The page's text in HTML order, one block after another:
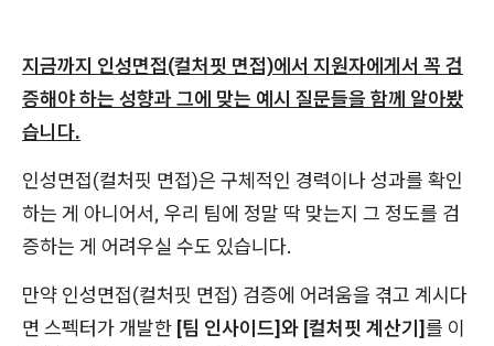
지금까지 인성면접(컬처핏 면접)에서 지원자에게서 꼭 검
증해야 하는 성향과 그에 맞는 예시 질문들을 함께 알아봤
습니다.
인성면접(컬처핏 면접)은 구체적인 경력이나 성과를 확인
하는 게 아니어서, 우리 팀에 정말 딱 맞는지 그 정도를 검
증하는 게 어려우실 수도 있습니다.
만약 인성면접(컬처핏 면접) 검증에 어려움을 겪고 계시다
면 스펙터가 개발한 [팀 인사이드]와 [컬처핏 계산기]를 이